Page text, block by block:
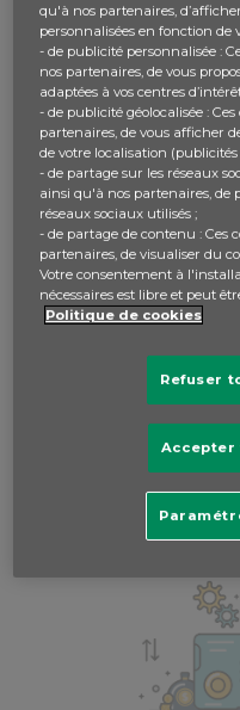
Bonjour E.BARANT, Le
indiquer lors de votre
sert à accéder à la
formateurs en
gratuit mis à votre
que vous renseignez
code classe (à
s’affiche sur votre page
tout autre doute de
contacter à
Budget Responsible
Écrit par admin -il y a 6 ans
connecter
qu'à nos partenaires,
personnalisées en fonction de
- de publicité personnalisée :
nos partenaires, de vous
adaptées à vos centres
- de publicité géolocalisée :
partenaires, de vous afficher
de votre localisation (publicités
- de partage sur les réseaux
ainsi qu'à nos partenaires, de
réseaux sociaux utilisés ;
- de partage de contenu : Ces
partenaires, de visualiser du
Votre consentement à
nécessaires est libre et peut
Politique de cookies
Refuser
Accepter